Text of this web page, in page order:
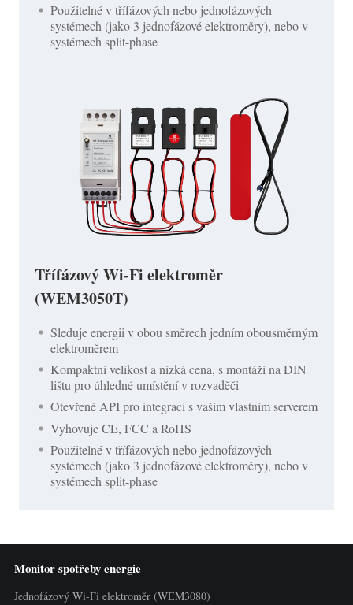
Použitelné v třífázových nebo jednofázových
systémech (jako 3 jednofázové elektroměry), nebo v
systémech split-phase
Třífázový Wi-Fi elektroměr
(WEM3050T)
Sleduje energii v obou směrech jedním obousměrným
elektroměrem
Kompaktní velikost a nízká cena, s montáží na DIN
lištu pro úhledné umístění v rozvaděči
Otevřené API pro integraci s vaším vlastním serverem
Vyhovuje CE, FCC a RoHS
Použitelné v třífázových nebo jednofázových
systémech (jako 3 jednofázové elektroměry), nebo v
systémech split-phase
Monitor spotřeby energie
Jednofázový Wi-Fi elektroměr (WEM3080)